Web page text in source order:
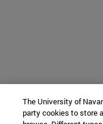
The University of
party cookies to store